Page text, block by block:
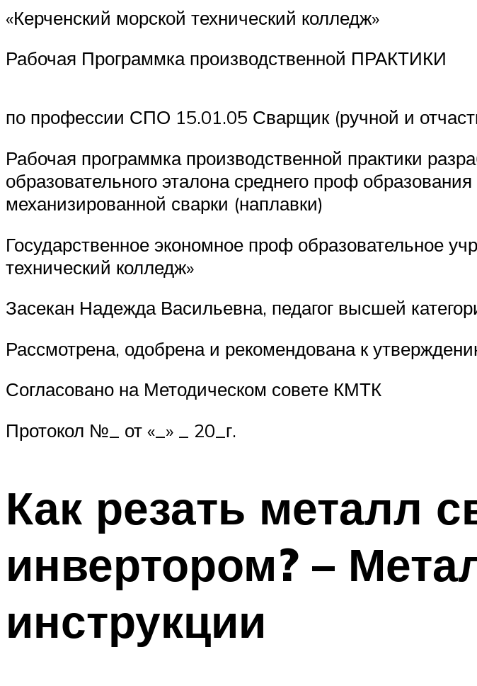
«Керченский морской технический колледж»
Рабочая Программка производственной ПРАКТИКИ
по профессии СПО 15.01.05 Сварщик (ручной и
Рабочая программка производственной практики
образовательного эталона среднего проф
механизированной сварки (наплавки)
Государственное экономное проф образовательное
технический колледж»
Засекан Надежда Васильевна, педагог высшей
Рассмотрена, одобрена и рекомендована к
Согласовано на Методическом совете КМТК
Протокол №_ от «_» _ 20_г.
Как резать металл
инвертором? –
инструкции